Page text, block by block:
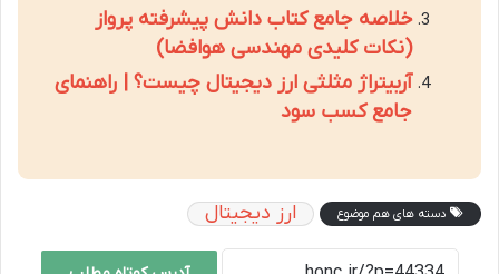
خلاصه جامع کتاب دانش پیشرفته پرواز
(نکات کلیدی مهندسی هوافضا)
آربیتراژ مثلثی ارز دیجیتال چیست؟ | راهنمای
جامع کسب سود
دسته های هم موضوع ارز دیجیتال